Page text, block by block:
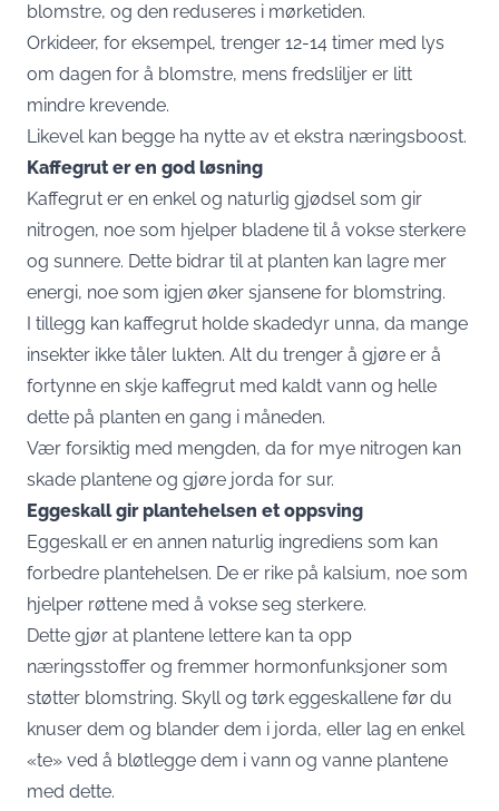
blomstre, og den reduseres i mørketiden.
Orkideer, for eksempel, trenger 12-14 timer med lys
om dagen for å blomstre, mens fredsliljer er litt
mindre krevende.
Likevel kan begge ha nytte av et ekstra næringsboost.
Kaffegrut er en god løsning
Kaffegrut er en enkel og naturlig gjødsel som gir
nitrogen, noe som hjelper bladene til å vokse sterkere
og sunnere. Dette bidrar til at planten kan lagre mer
energi, noe som igjen øker sjansene for blomstring.
I tillegg kan kaffegrut holde skadedyr unna, da mange
insekter ikke tåler lukten. Alt du trenger å gjøre er å
fortynne en skje kaffegrut med kaldt vann og helle
dette på planten en gang i måneden.
Vær forsiktig med mengden, da for mye nitrogen kan
skade plantene og gjøre jorda for sur.
Eggeskall gir plantehelsen et oppsving
Eggeskall er en annen naturlig ingrediens som kan
forbedre plantehelsen. De er rike på kalsium, noe som
hjelper røttene med å vokse seg sterkere.
Dette gjør at plantene lettere kan ta opp
næringsstoffer og fremmer hormonfunksjoner som
støtter blomstring. Skyll og tørk eggeskallene før du
knuser dem og blander dem i jorda, eller lag en enkel
«te» ved å bløtlegge dem i vann og vanne plantene
med dette.